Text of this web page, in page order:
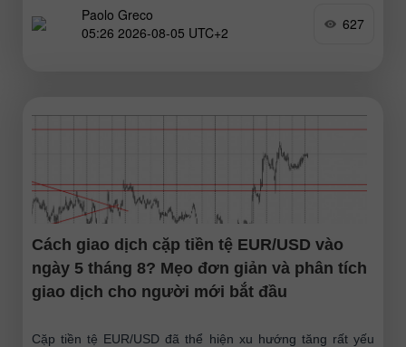
trường vẫn thiên
Paolo Greco
05:26 2026-08-05 UTC+2
627
Cách giao dịch cặp tiền tệ EUR/USD vào
ngày 5 tháng 8? Mẹo đơn giản và phân tích
giao dịch cho người mới bắt đầu
Cặp tiền tệ EUR/USD đã thể hiện xu hướng tăng rất yếu